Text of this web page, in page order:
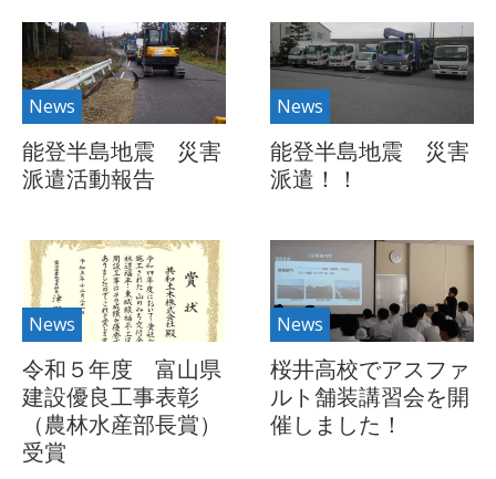
News
能登半島地震 災害
派遣活動報告
News
能登半島地震 災害
派遣！！
News
令和５年度 富山県
建設優良工事表彰
（農林水産部長賞）
受賞
News
桜井高校でアスファ
ルト舗装講習会を開
催しました！